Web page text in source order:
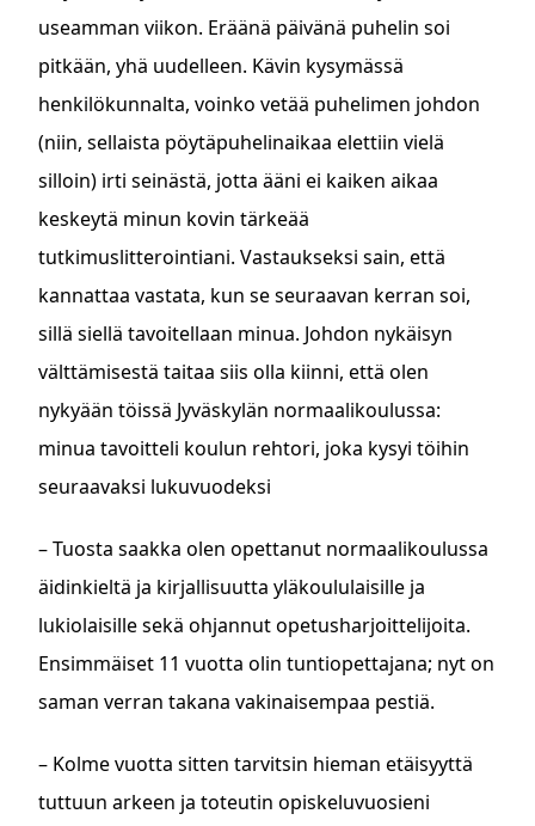
useamman viikon. Eräänä päivänä puhelin soi
pitkään, yhä uudelleen. Kävin kysymässä
henkilökunnalta, voinko vetää puhelimen johdon
(niin, sellaista pöytäpuhelinaikaa elettiin vielä
silloin) irti seinästä, jotta ääni ei kaiken aikaa
keskeytä minun kovin tärkeää
tutkimuslitterointiani. Vastaukseksi sain, että
kannattaa vastata, kun se seuraavan kerran soi,
sillä siellä tavoitellaan minua. Johdon nykäisyn
välttämisestä taitaa siis olla kiinni, että olen
nykyään töissä Jyväskylän normaalikoulussa:
minua tavoitteli koulun rehtori, joka kysyi töihin
seuraavaksi lukuvuodeksi
– Tuosta saakka olen opettanut normaalikoulussa
äidinkieltä ja kirjallisuutta yläkoululaisille ja
lukiolaisille sekä ohjannut opetusharjoittelijoita.
Ensimmäiset 11 vuotta olin tuntiopettajana; nyt on
saman verran takana vakinaisempaa pestiä.
– Kolme vuotta sitten tarvitsin hieman etäisyyttä
tuttuun arkeen ja toteutin opiskeluvuosieni